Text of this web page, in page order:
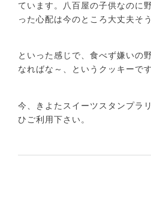
ています。八百屋の子供なのに
った心配は今のところ大丈夫そ
といった感じで、食べず嫌いの
なればな～、というクッキーです
今、きよたスイーツスタンプラ
ひご利用下さい。